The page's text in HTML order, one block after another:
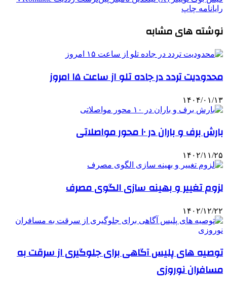
رایانامه چاپ
نوشته های مشابه
محدودیت تردد در جاده تلو از ساعت ۱۵ امروز
۱۴۰۴/۰۱/۱۳
بارش برف و باران در ۱۰ محور مواصلاتی
۱۴۰۲/۱۱/۲۵
لزوم تغییر و بهینه سازی الگوی مصرف
۱۴۰۲/۱۲/۲۲
توصیه های پلیس آگاهی برای جلوگیری از سرقت به
مسافران نوروزی